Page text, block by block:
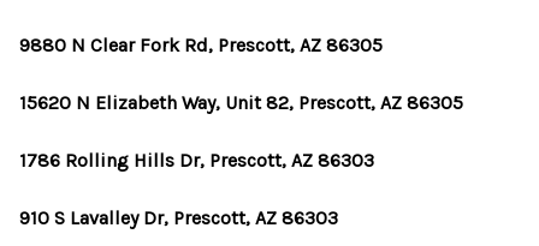
9880 N Clear Fork Rd, Prescott, AZ 86305
15620 N Elizabeth Way, Unit 82, Prescott, AZ 86305
1786 Rolling Hills Dr, Prescott, AZ 86303
910 S Lavalley Dr, Prescott, AZ 86303